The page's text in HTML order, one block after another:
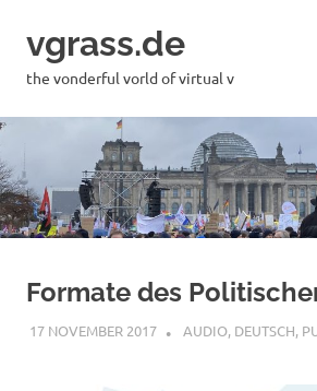
content
vgrass.de
the vonderful vorld of virtual v
Formate des
17 NOVEMBER 2017 VGRASS
AUDIO, DEUTSCH,